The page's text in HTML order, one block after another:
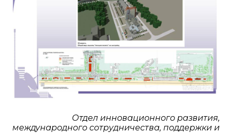
Отдел инновационного развития,
международного сотрудничества, поддержки и